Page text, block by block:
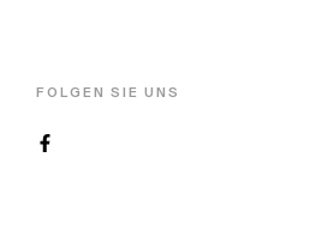
FOLGEN SIE UNS